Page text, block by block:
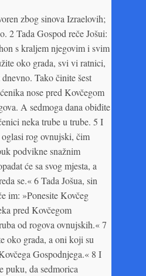
zbog sinova Izraelovih;
2 Tada Gospod reče Jošui:
s kraljem njegovim i svim
oko grada, svi vi ratnici,
Tako činite šest
nose pred Kovčegom
A sedmoga dana obiđite
neka trube u trube. 5 I
rog ovnujski, čim
podvikne snažnim
će sa svog mjesta, a
se.« 6 Tada Jošua, sin
im: »Ponesite Kovčeg
pred Kovčegom
od rogova ovnujskih.« 7
oko grada, a oni koji su
Gospodnjega.« 8 I
puku, da sedmorica